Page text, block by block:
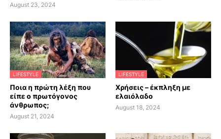
August 23, 2024
LIFESTYLE
Ποια η πρώτη λέξη που
είπε ο πρωτόγονος
άνθρωπος;
August 21, 2024
LIFESTYLE
Χρήσεις – έκπληξη με
ελαιόλαδο
August 18, 2024